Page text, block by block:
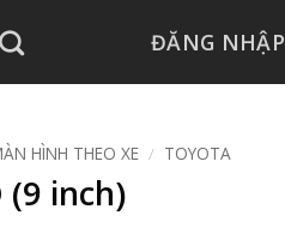
ĐĂNG NHẬP
HÌNH THEO XE / TOYOTA
(9 inch)